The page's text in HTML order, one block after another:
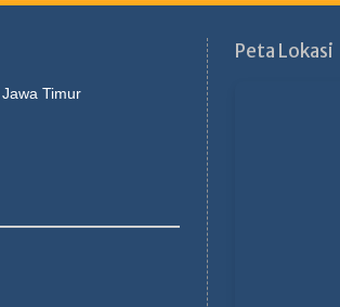
Timur
Peta Lokasi